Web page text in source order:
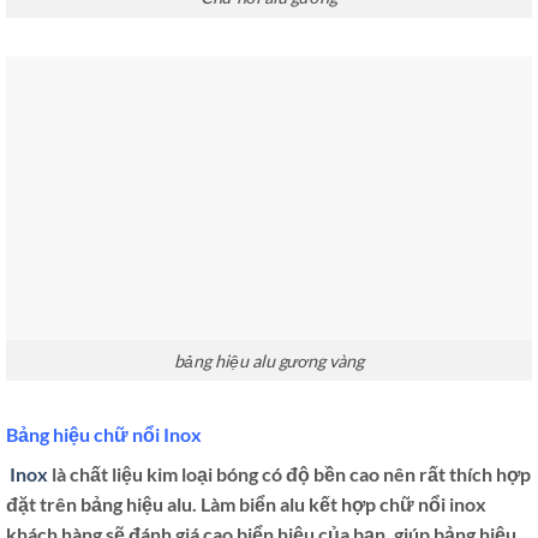
bảng hiệu alu gương vàng
Bảng hiệu chữ nổi Inox
Inox là chất liệu kim loại bóng có độ bền cao nên rất thích hợp
đặt trên bảng hiệu alu. Làm biển alu kết hợp chữ nổi inox